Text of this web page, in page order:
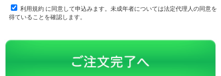
利用規約に同意して申込みます。未成年者については法定代理人の同意を
得ていることを確認します。